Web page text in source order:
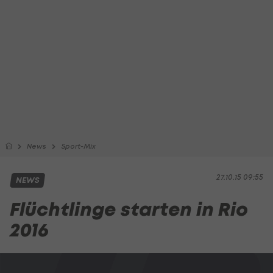
News Sport-Mix
27.10.15 09:55
NEWS
Flüchtlinge starten in Rio
2016